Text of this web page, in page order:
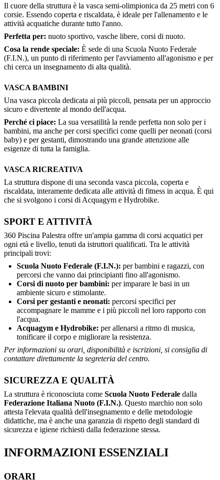
Il cuore della struttura è la vasca semi-olimpionica da 25 metri con 6
corsie. Essendo coperta e riscaldata, è ideale per l'allenamento e le
attività acquatiche durante tutto l'anno.
Perfetta per: nuoto sportivo, vasche libere, corsi di nuoto.
Cosa la rende speciale: È sede di una Scuola Nuoto Federale
(F.I.N.), un punto di riferimento per l'avviamento all'agonismo e per
chi cerca un insegnamento di alta qualità.
VASCA BAMBINI
Una vasca piccola dedicata ai più piccoli, pensata per un approccio
sicuro e divertente al mondo dell'acqua.
Perché ci piace: La sua versatilità la rende perfetta non solo per i
bambini, ma anche per corsi specifici come quelli per neonati (corsi
baby) e per gestanti, dimostrando una grande attenzione alle
esigenze di tutta la famiglia.
VASCA RICREATIVA
La struttura dispone di una seconda vasca piccola, coperta e
riscaldata, interamente dedicata alle attività di fitness in acqua. È qui
che si svolgono i corsi di Acquagym e Hydrobike.
SPORT E ATTIVITÀ
360 Piscina Palestra offre un'ampia gamma di corsi acquatici per
ogni età e livello, tenuti da istruttori qualificati. Tra le attività
principali trovi:
Scuola Nuoto Federale (F.I.N.): per bambini e ragazzi, con
percorsi che vanno dai principianti fino all'agonismo.
Corsi di nuoto per bambini: per imparare le basi in un
ambiente sicuro e stimolante.
Corsi per gestanti e neonati: percorsi specifici per
accompagnare le mamme e i più piccoli nel loro rapporto con
l'acqua.
Acquagym e Hydrobike: per allenarsi a ritmo di musica,
tonificare il corpo e migliorare la resistenza.
Per informazioni su orari, disponibilità e iscrizioni, si consiglia di
contattare direttamente la segreteria del centro.
SICUREZZA E QUALITÀ
La struttura è riconosciuta come Scuola Nuoto Federale dalla
Federazione Italiana Nuoto (F.I.N.). Questo marchio non solo
attesta l'elevata qualità dell'insegnamento e delle metodologie
didattiche, ma è anche una garanzia di rispetto degli standard di
sicurezza e igiene richiesti dalla federazione stessa.
INFORMAZIONI ESSENZIALI
ORARI